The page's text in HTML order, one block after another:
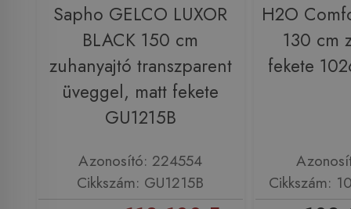
Sapho GELCO LUXOR
BLACK 150 cm
zuhanyajtó transzparent
üveggel, matt fekete
GU1215B
Azonosító: 224554
Cikkszám: GU1215B
H2O
130 cm
fekete
Cikkszám: